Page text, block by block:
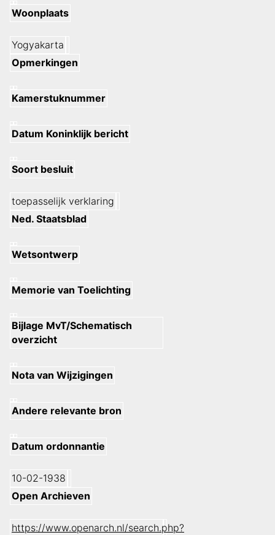
Woonplaats
Yogyakarta
Opmerkingen
Kamerstuknummer
Datum Koninklijk bericht
Soort besluit
toepasselijk verklaring
Ned. Staatsblad
Wetsontwerp
Memorie van Toelichting
Bijlage MvT/Schematisch
overzicht
Nota van Wijzigingen
Andere relevante bron
Datum ordonnantie
10-02-1938
Open Archieven
https://www.openarch.nl/search.php?